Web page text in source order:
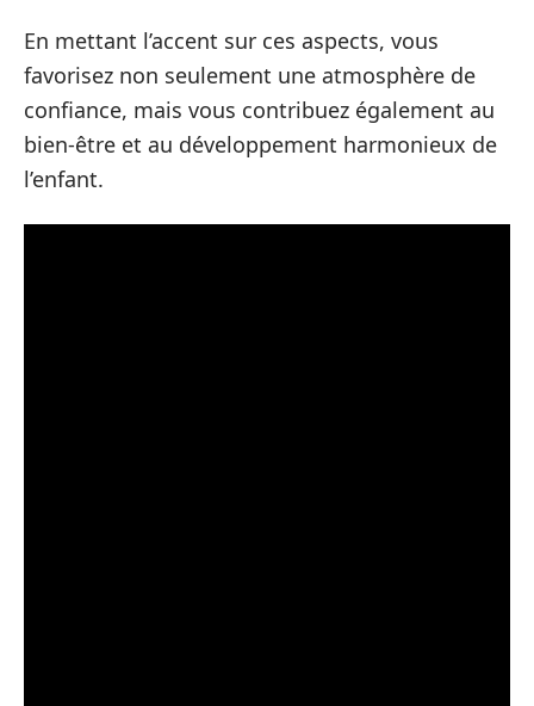
En mettant l’accent sur ces aspects, vous
favorisez non seulement une atmosphère de
confiance, mais vous contribuez également au
bien-être et au développement harmonieux de
l’enfant.